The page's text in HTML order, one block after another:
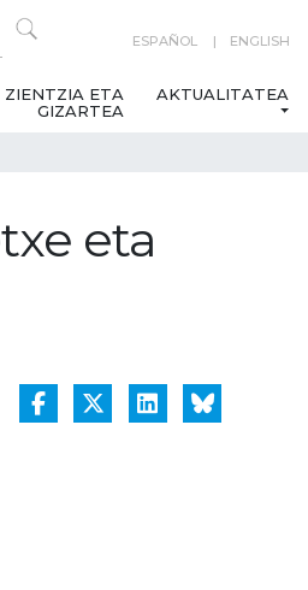
ESPAÑOL ENGLISH
ZIENTZIA ETA
GIZARTEA
AKTUALITATEA
eta